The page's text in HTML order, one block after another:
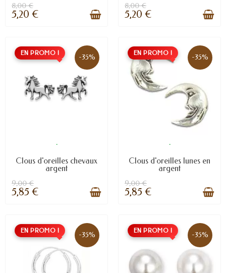
8,00 €
5,20 €
8,00 €
5,20 €
EN PROMO ! -35%
.
Clous d'oreilles chevaux
argent
9,00 €
5,85 €
EN PROMO ! -35%
.
Clous d'oreilles lunes en
argent
9,00 €
5,85 €
EN PROMO ! -35% EN PROMO ! -35%